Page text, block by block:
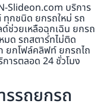
Slideon.com บริการ
กชนิด ยกรถใหม่ รถ
ช่วยเหลือฉุกเฉิน ยกรถ
ด รถสตาร์ทไม่ติด
ยกโฟล์คลิฟท์ ยกรถไถ
ารตลอด 24 ชั่วโมง
รถยกรถ